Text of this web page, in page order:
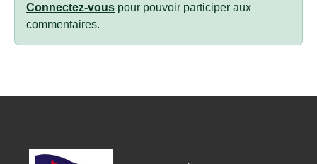
Connectez-vous pour pouvoir participer aux
commentaires.